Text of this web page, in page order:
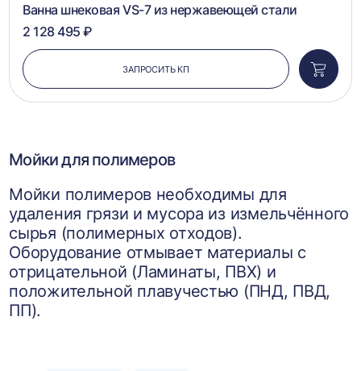
Ванна шнековая VS-7 из нержавеющей стали
2 128 495 ₽
ЗАПРОСИТЬ КП
в
Мойки для полимеров
Мойки полимеров необходимы для
удаления грязи и мусора из измельчённого
сырья (полимерных отходов).
Оборудование отмывает материалы с
отрицательной (Ламинаты, ПВХ) и
положительной плавучестью (ПНД, ПВД,
ПП).